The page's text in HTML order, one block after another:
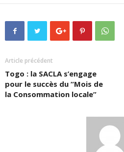
Article précédent
Togo : la SACLA s’engage
pour le succès du “Mois de
la Consommation locale”